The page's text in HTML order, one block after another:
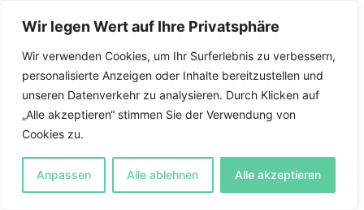
Wir legen Wert auf Ihre Privatsphäre
Wir verwenden Cookies, um Ihr Surferlebnis zu verbessern,
personalisierte Anzeigen oder Inhalte bereitzustellen und
unseren Datenverkehr zu analysieren. Durch Klicken auf
„Alle akzeptieren“ stimmen Sie der Verwendung von
Cookies zu.
Anpassen Alle ablehnen Alle akzeptieren